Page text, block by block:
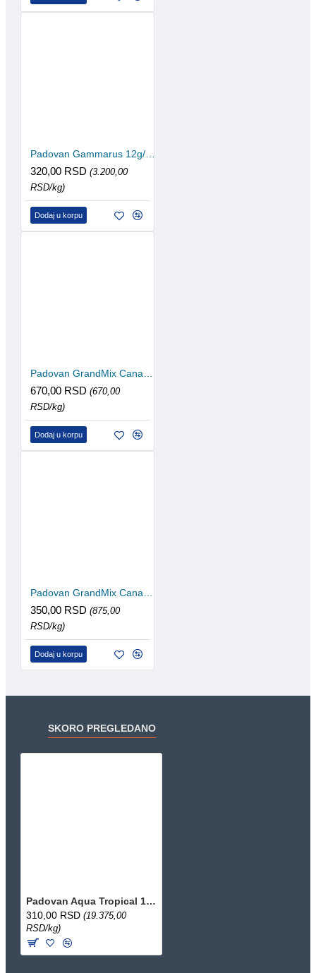
320,00 RSD (3.200,00
RSD/kg)
Dodaj u korpu
670,00 RSD (670,00
RSD/kg)
Dodaj u korpu
350,00 RSD (875,00
RSD/kg)
Dodaj u korpu
SKORO PREGLEDANO
Padovan Aqua Tropical 16g/100ml
310,00 RSD (19.375,00
RSD/kg)